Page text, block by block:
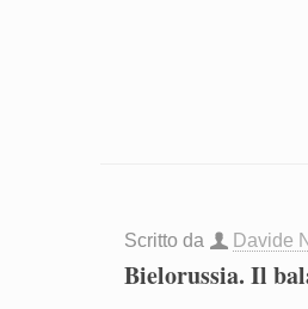
Scritto da Davide
Bielorussia. Il